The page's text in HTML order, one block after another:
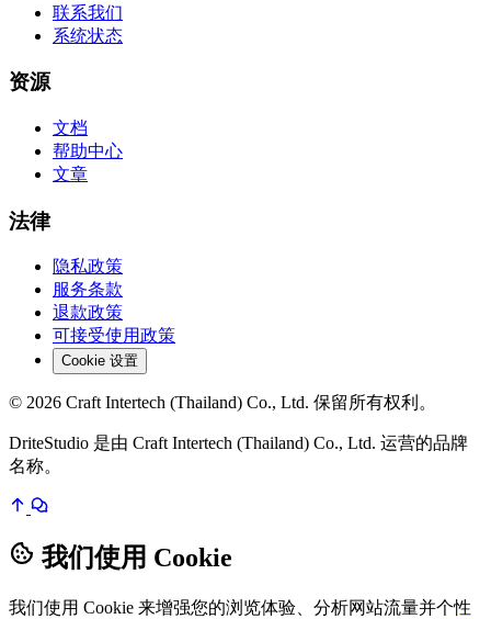
联系我们
系统状态
资源
文档
帮助中心
文章
法律
隐私政策
服务条款
退款政策
可接受使用政策
Cookie 设置
© 2026 Craft Intertech (Thailand) Co., Ltd. 保留所有权利。
DriteStudio 是由 Craft Intertech (Thailand) Co., Ltd. 运营的品牌
名称。
我们使用 Cookie
我们使用 Cookie 来增强您的浏览体验、分析网站流量并个性